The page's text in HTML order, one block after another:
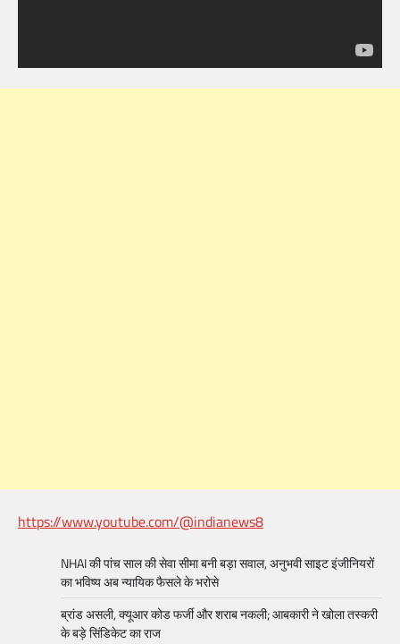
https://www.youtube.com/@indianews8
NHAI की पांच साल की सेवा सीमा बनी बड़ा सवाल, अनुभवी साइट इंजीनियरों
का भविष्य अब न्यायिक फैसले के भरोसे
ब्रांड असली, क्यूआर कोड फर्जी और शराब नकली; आबकारी ने खोला तस्करी
के बड़े सिंडिकेट का राज